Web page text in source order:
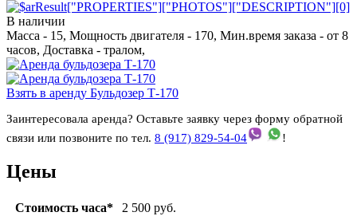
В наличии
Масса - 15, Мощность двигателя - 170, Мин.время заказа - от 8
часов, Доставка - тралом,
Взять в аренду Бульдозер Т-170
Заинтересовала аренда? Оставьте заявку через форму обратной
связи или позвоните по тел. 8 (917) 829-54-04 !
Цены
Стоимость часа*
2 500 руб.